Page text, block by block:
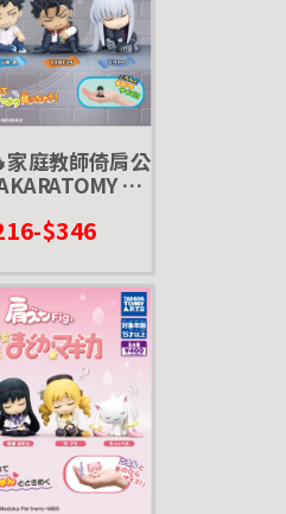
家庭教師倚肩公
扭
$346